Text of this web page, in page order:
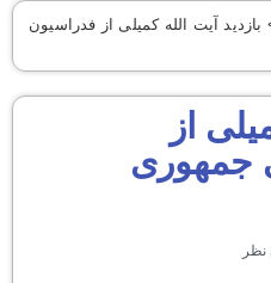
بازدید آیت‌ الله کمیلی از فدراسیون
از
جمهوری
نظر